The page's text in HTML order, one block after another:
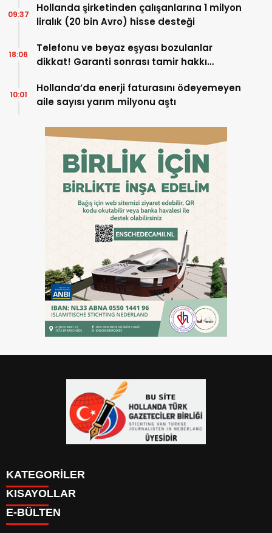
Hollanda şirketinden çalışanlarına 1 milyon
liralık (20 bin Avro) hisse desteği
09:37
Telefonu ve beyaz eşyası bozulanlar
dikkat! Garanti sonrası tamir hakkı
18:06
Hollanda’da enerji faturasını ödeyemeyen
aile sayısı yarım milyonu aştı
10:01
KATEGORİLER
YAZARLAR
PUAN DURUMU
KISAYOLLAR
KAYIT OL
E-BÜLTEN